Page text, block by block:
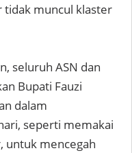
tidak muncul klaster
seluruh ASN dan
Bupati Fauzi
dalam
seperti memakai
untuk mencegah